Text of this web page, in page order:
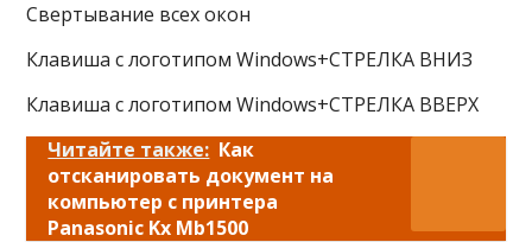
Свертывание всех окон
Клавиша с логотипом Windows+СТРЕЛКА ВНИЗ
Клавиша с логотипом Windows+СТРЕЛКА ВВЕРХ
Читайте также: Как
отсканировать документ на
компьютер с принтера
Panasonic Kx Mb1500